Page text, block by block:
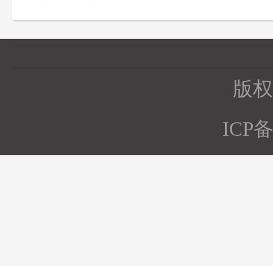
版
ICP